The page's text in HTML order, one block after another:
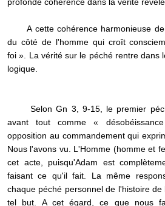
A cette cohérence harmonieuse de
du côté de l'homme qui croît
foi ». La vérité sur le péché rentre dans
logique.
Selon Gn 3, 9-15, le premier
avant tout comme «
opposition au commandement qui
Nous l'avons vu. L'Homme (homme et
cet acte, puisqu'Adam est
faisant ce qu'il fait. La même
chaque péché personnel de l'histoire
tel but. A cet égard, ce que nous